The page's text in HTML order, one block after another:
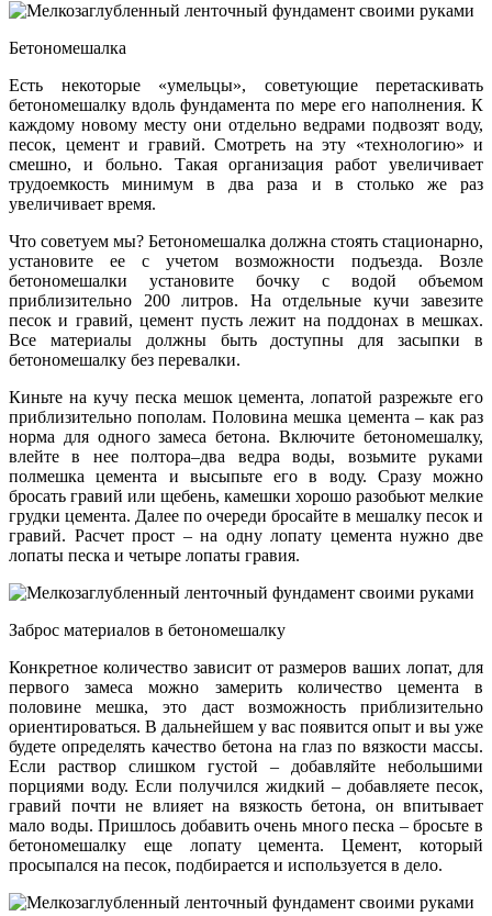
Бетономешалка
Есть некоторые «умельцы», советующие перетаскивать
бетономешалку вдоль фундамента по мере его наполнения. К
каждому новому месту они отдельно ведрами подвозят воду,
песок, цемент и гравий. Смотреть на эту «технологию» и
смешно, и больно. Такая организация работ увеличивает
трудоемкость минимум в два раза и в столько же раз
увеличивает время.
Что советуем мы? Бетономешалка должна стоять стационарно,
установите ее с учетом возможности подъезда. Возле
бетономешалки установите бочку с водой объемом
приблизительно 200 литров. На отдельные кучи завезите
песок и гравий, цемент пусть лежит на поддонах в мешках.
Все материалы должны быть доступны для засыпки в
бетономешалку без перевалки.
Киньте на кучу песка мешок цемента, лопатой разрежьте его
приблизительно пополам. Половина мешка цемента – как раз
норма для одного замеса бетона. Включите бетономешалку,
влейте в нее полтора–два ведра воды, возьмите руками
полмешка цемента и высыпьте его в воду. Сразу можно
бросать гравий или щебень, камешки хорошо разобьют мелкие
грудки цемента. Далее по очереди бросайте в мешалку песок и
гравий. Расчет прост – на одну лопату цемента нужно две
лопаты песка и четыре лопаты гравия.
Заброс материалов в бетономешалку
Конкретное количество зависит от размеров ваших лопат, для
первого замеса можно замерить количество цемента в
половине мешка, это даст возможность приблизительно
ориентироваться. В дальнейшем у вас появится опыт и вы уже
будете определять качество бетона на глаз по вязкости массы.
Если раствор слишком густой – добавляйте небольшими
порциями воду. Если получился жидкий – добавляете песок,
гравий почти не влияет на вязкость бетона, он впитывает
мало воды. Пришлось добавить очень много песка – бросьте в
бетономешалку еще лопату цемента. Цемент, который
просыпался на песок, подбирается и используется в дело.